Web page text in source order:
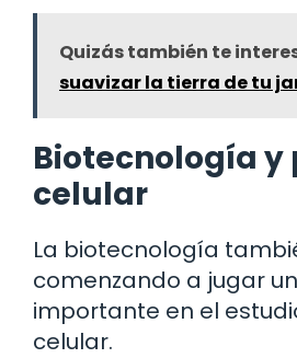
Quizás también te
suavizar la tierra de tu
Biotecnología y
celular
La biotecnología
comenzando a jugar
importante en el
celular.